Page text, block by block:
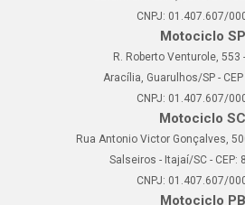
CNPJ: 01.407.607/
Motociclo SP
R. Roberto Venturole, 553
Aracília, Guarulhos/SP -
CNPJ: 01.407.607/
Motociclo SC
Rua Antonio Victor Gonçalves,
Salseiros - Itajaí/SC - CEP:
CNPJ: 01.407.607/
Motociclo PB